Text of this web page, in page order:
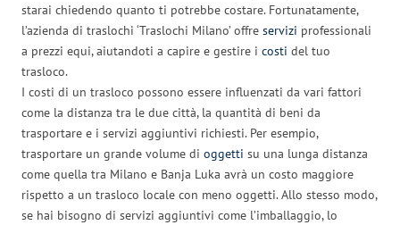
starai chiedendo quanto ti potrebbe costare. Fortunatamente,
l’azienda di traslochi ‘Traslochi Milano’ offre servizi professionali
a prezzi equi, aiutandoti a capire e gestire i costi del tuo
trasloco.
I costi di un trasloco possono essere influenzati da vari fattori
come la distanza tra le due città, la quantità di beni da
trasportare e i servizi aggiuntivi richiesti. Per esempio,
trasportare un grande volume di oggetti su una lunga distanza
come quella tra Milano e Banja Luka avrà un costo maggiore
rispetto a un trasloco locale con meno oggetti. Allo stesso modo,
se hai bisogno di servizi aggiuntivi come l’imballaggio, lo